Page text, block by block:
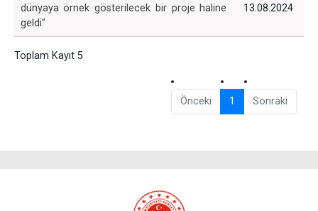
dünyaya örnek gösterilecek bir proje haline
geldi”
13.08.2024
Toplam Kayıt 5
Önceki 1 Sonraki